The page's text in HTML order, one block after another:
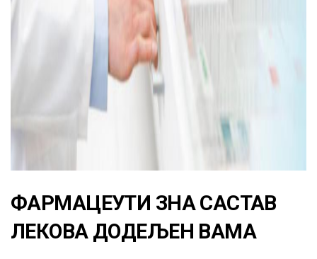
ФАРМАЦЕУТИ ЗНА САСТАВ
ЛЕКОВА ДОДЕЉЕН ВАМА